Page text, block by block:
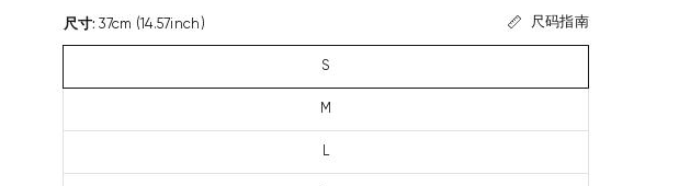
尺寸: 37cm (14.57inch) 尺码指南
S
M
L